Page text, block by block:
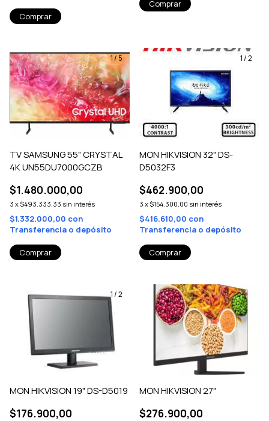
1/5
TV SAMSUNG 55" CRYSTAL
4K UN55DU7000GCZB
$1.480.000,00
3 x $493.333,33 sin interés
$1.332.000,00 con
Transferencia o depósito
1/2
MON HIKVISION 32" DS-
D5032F3
$462.900,00
3 x $154.300,00 sin interés
$416.610,00 con
Transferencia o depósito
1/2
MON HIKVISION 19" DS-D5019
$176.900,00
MON HIKVISION 27"
$276.900,00